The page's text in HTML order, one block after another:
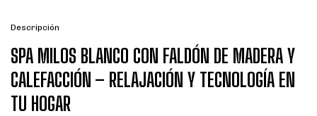
Descripción
SPA MILOS BLANCO CON FALDÓN DE MADERA Y
CALEFACCIÓN – RELAJACIÓN Y TECNOLOGÍA EN
TU HOGAR